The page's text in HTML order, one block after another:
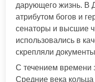
дарующего жизнь. В
атрибутом богов и
сенаторы и высшие
использовались в
скрепляли
С течением времени
Средние века